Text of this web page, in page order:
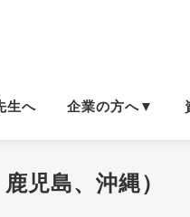
生へ 企業の方へ▼
児島、沖縄）